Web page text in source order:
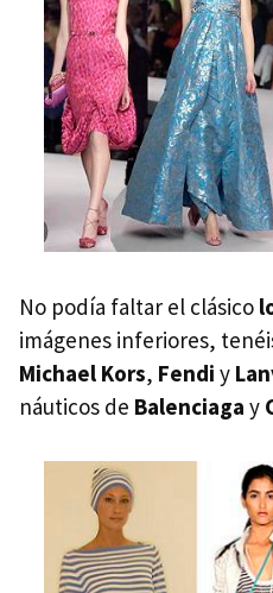
No podía faltar el clásico
imágenes inferiores,
Michael Kors, Fendi y
náuticos de Balenciaga y